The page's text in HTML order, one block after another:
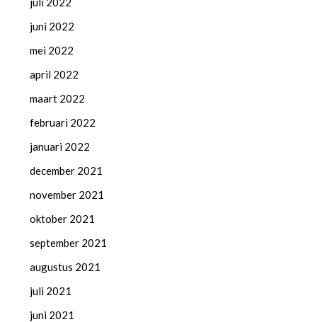
juni 2022
mei 2022
april 2022
maart 2022
februari 2022
januari 2022
december 2021
november 2021
oktober 2021
september 2021
augustus 2021
juli 2021
juni 2021